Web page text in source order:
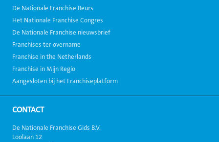
De Nationale Franchise Beurs
Het Nationale Franchise Congres
De Nationale Franchise nieuwsbrief
Franchises ter overname
Franchise in the Netherlands
Franchise in Mijn Regio
Aangesloten bij het Franchiseplatform
CONTACT
De Nationale Franchise Gids B.V.
Loolaan 12